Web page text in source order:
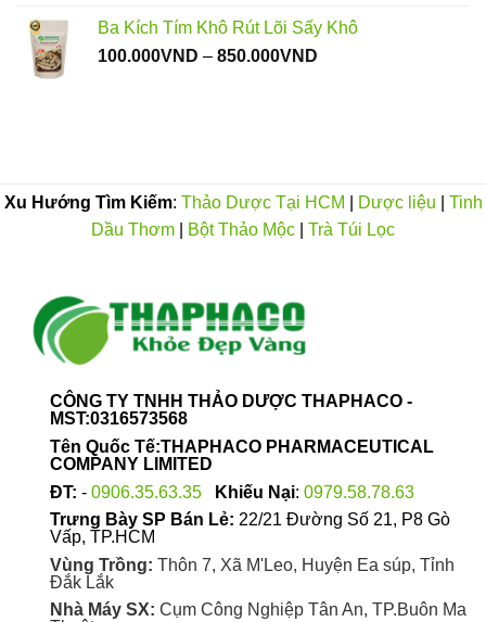
từ
36.000VND
Ba Kích Tím Khô Rút Lõi Sấy Khô
100.000VND – 850.000VND
Xu Hướng Tìm Kiếm: Thảo Dược Tại HCM Dược liệu
Tinh
Dầu Thơm
Bột Thảo Mộc Trà Túi Lọc
CÔNG TY TNHH THẢO DƯỢC THAPHACO -
MST:0316573568
Tên Quốc Tế:THAPHACO PHARMACEUTICAL
COMPANY LIMITED
ĐT: - 0906.35.63.35 Khiếu Nại: 0979.58.78.63
Trưng Bày SP Bán Lẻ: 22/21 Đường Số 21, P8 Gò
Vấp, TP.HCM
Vùng Trồng: Thôn 7, Xã M'Leo, Huyện Ea súp, Tỉnh
Đắk Lắk
Nhà Máy SX: Cụm Công Nghiệp Tân An, TP.Buôn Ma